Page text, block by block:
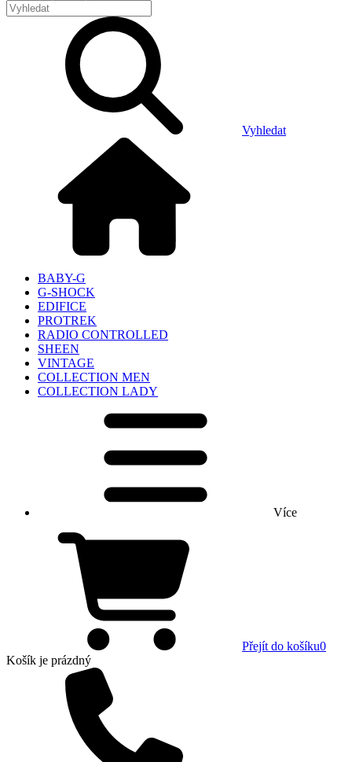
Vyhledat
BABY-G
G-SHOCK
EDIFICE
PROTREK
RADIO CONTROLLED
SHEEN
VINTAGE
COLLECTION MEN
COLLECTION LADY
Více
Přejít do košíku0
Košík je prázdný